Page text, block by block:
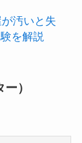
汚いと失
を解説
）